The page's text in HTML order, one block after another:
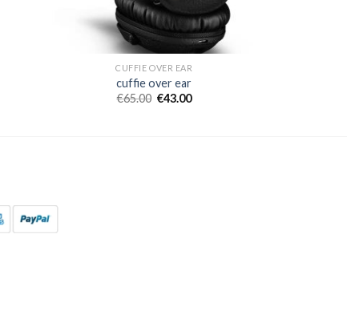
CUFFIE OVER EAR
cuffie over ear
€65.00 €43.00